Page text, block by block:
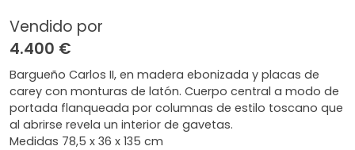
Vendido por
4.400 €
Bargueño Carlos II, en madera ebonizada y placas de
carey con monturas de latón. Cuerpo central a modo de
portada flanqueada por columnas de estilo toscano que
al abrirse revela un interior de gavetas.
Medidas 78,5 x 36 x 135 cm